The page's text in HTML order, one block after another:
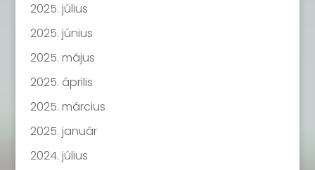
2025. július
2025. június
2025. május
2025. április
2025. március
2025. január
2024. július